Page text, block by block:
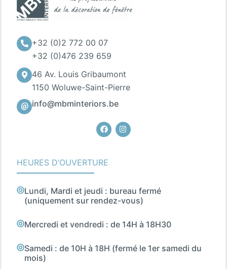
+32 (0)2 772 00 07
+32 (0)476 239 659
46 Av. Louis Gribaumont
1150 Woluwe-Saint-Pierre
info@mbminteriors.be
FacebookInstagram
HEURES D’OUVERTURE
Lundi, Mardi et jeudi : bureau fermé
(uniquement sur rendez-vous)
Mercredi et vendredi : de 14H à 18H30
Samedi : de 10H à 18H (fermé le 1er samedi du
mois)